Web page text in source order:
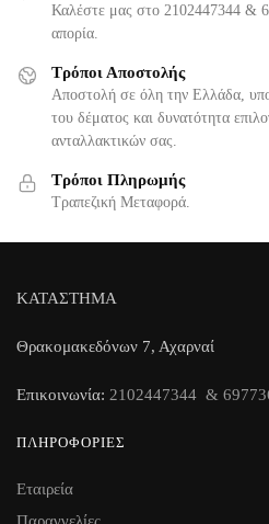
Καλέστε μας στο 2102447344 &
απορία.
Τρόποι Αποστολής
Αποστολή σε όλη την Ελλάδα,
του δέματος και δυνατότητα
ανταλλακτικών σας.
Τρόποι Πληρωμής
Τραπεζική Μεταφορά.
ΚΑΤΑΣΤΗΜΑ
Θρακομακεδόνων 7, Αχαρναί
Επικοινωνία: 2102447344 &
ΠΛΗΡΟΦΟΡΊΕΣ
Εταιρεία